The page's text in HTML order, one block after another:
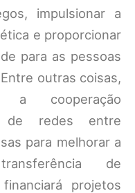
impulsionar a
e proporcionar
para as pessoas
outras coisas,
a cooperação
de redes entre
para melhorar a
de
projetos